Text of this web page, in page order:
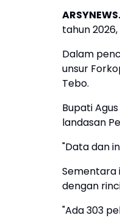
tahun
Dalam
unsur
Tebo.
Bupati
landasan
"Data dan
Sementara
dengan
"Ada 303